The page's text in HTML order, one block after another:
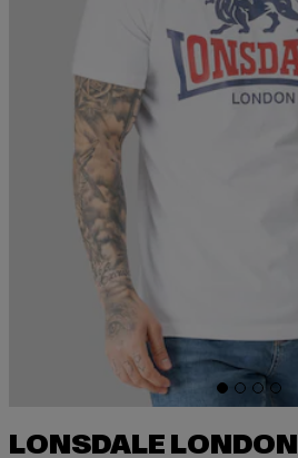
LONSDALE LONDON